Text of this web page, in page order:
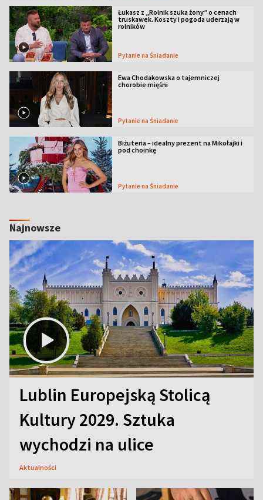
Łukasz z „Rolnik szuka żony” o cenach
truskawek. Koszty i pogoda uderzają w
rolników
Pytanie na Śniadanie
Ewa Chodakowska o tajemniczej
chorobie mięśni
Pytanie na Śniadanie
Biżuteria – idealny prezent na Mikołajki i
pod choinkę
Pytanie na Śniadanie
Najnowsze
Lublin Europejską Stolicą
Kultury 2029. Sztuka
wychodzi na ulice
Aktualności